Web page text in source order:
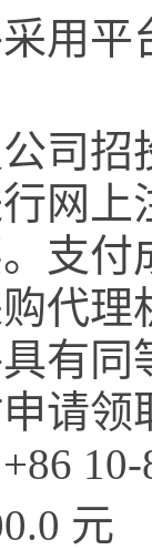
用平
司招
网
支付
代
有同
请
+86
元